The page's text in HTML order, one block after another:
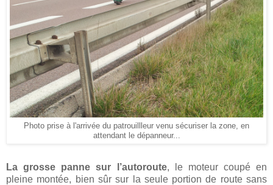
Photo prise à l'arrivée du patrouillleur venu sécuriser la zone, en
attendant le dépanneur...
La grosse panne sur l’autoroute, le moteur coupé en
pleine montée, bien sûr sur la seule portion de route sans